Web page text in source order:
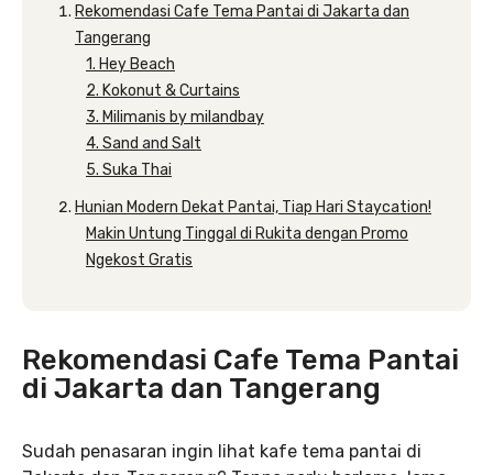
Rekomendasi Cafe Tema Pantai di Jakarta dan
Tangerang
1. Hey Beach
2. Kokonut & Curtains
3. Milimanis by milandbay
4. Sand and Salt
5. Suka Thai
Hunian Modern Dekat Pantai, Tiap Hari Staycation!
Makin Untung Tinggal di Rukita dengan Promo
Ngekost Gratis
Rekomendasi Cafe Tema Pantai
di Jakarta dan Tangerang
Sudah penasaran ingin lihat kafe tema pantai di